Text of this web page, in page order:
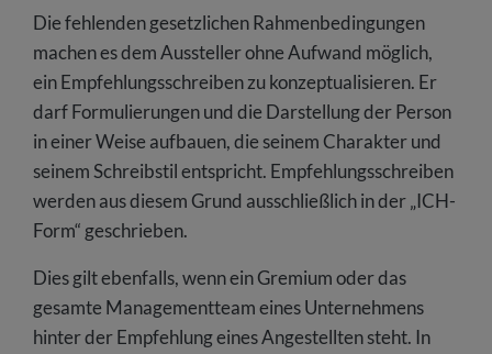
Die fehlenden gesetzlichen Rahmenbedingungen
machen es dem Aussteller ohne Aufwand möglich,
ein Empfehlungsschreiben zu konzeptualisieren. Er
darf Formulierungen und die Darstellung der Person
in einer Weise aufbauen, die seinem Charakter und
seinem Schreibstil entspricht. Empfehlungsschreiben
werden aus diesem Grund ausschließlich in der „ICH-
Form“ geschrieben.
Dies gilt ebenfalls, wenn ein Gremium oder das
gesamte Managementteam eines Unternehmens
hinter der Empfehlung eines Angestellten steht. In